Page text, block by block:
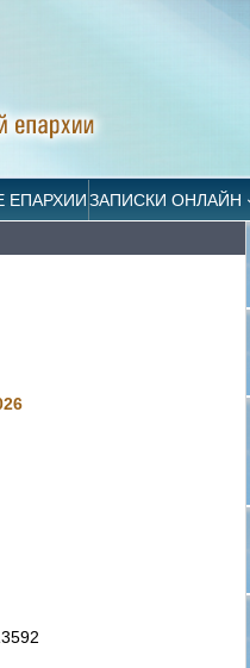
ЕПАРХИИЗАПИСКИ ОНЛАЙН